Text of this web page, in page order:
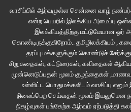
இந்த ஆசையை நிறைவேற்றித் தர
ஆசைப்பட்டேன்.
அந்த நபர் சென்றவுடன், “நானும்
கொள்கிறோம்” என்றதற்கு சித்தப்பா மிகவும்
வாசிப்பில் ஆர்வமுள்ள சென்னை வாழ்
என்ற பெயரில் இலக்கிய அமைப்பு
இலக்கியத்திற்கு மட்டுமேயான ஓர்
கொண்டிருக்குகிறோம்.. தமிழிலக்கியம் ,
தரப்பு மக்களுக்கும் கொண்டுச்
சிறுகதைகள், கட்டுரைகள், கவிதைகள் ஆகிய
முன்னெடுப்பதன் மூலம் குழந்தைகள்
உள்ளிட்ட பொதுமக்களிடம் வாசிப்பு
நிலைப்பெற செய்வதன் மூலம் இயலுமென
நிகழ்வுகள் பங்கேற்க ஆர்வம் ஏற்படுத்தி